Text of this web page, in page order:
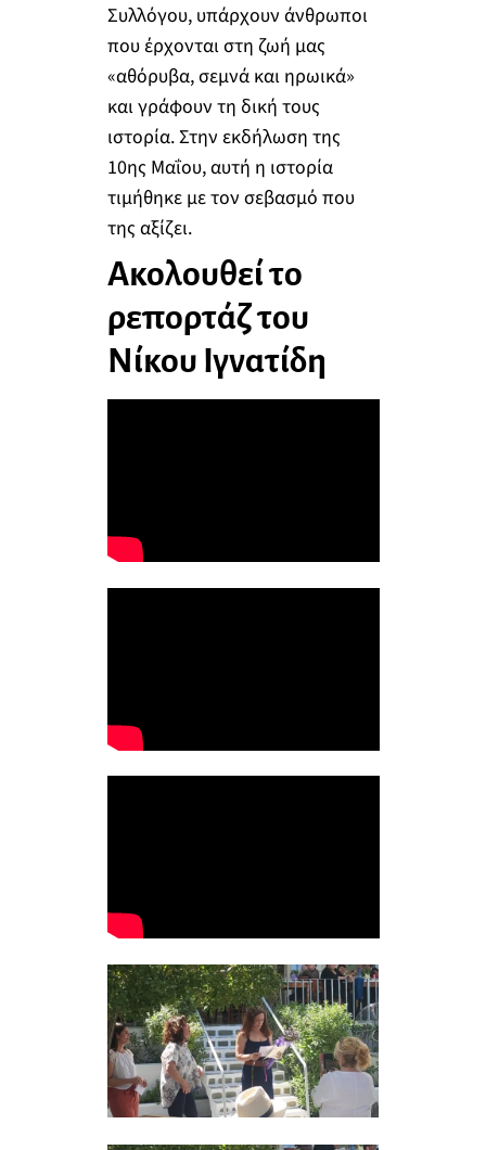
Συλλόγου, υπάρχουν άνθρωποι
που έρχονται στη ζωή μας
«αθόρυβα, σεμνά και ηρωικά»
και γράφουν τη δική τους
ιστορία. Στην εκδήλωση της
10ης Μαΐου, αυτή η ιστορία
τιμήθηκε με τον σεβασμό που
της αξίζει.
Ακολουθεί το
ρεπορτάζ του
Νίκου Ιγνατίδη